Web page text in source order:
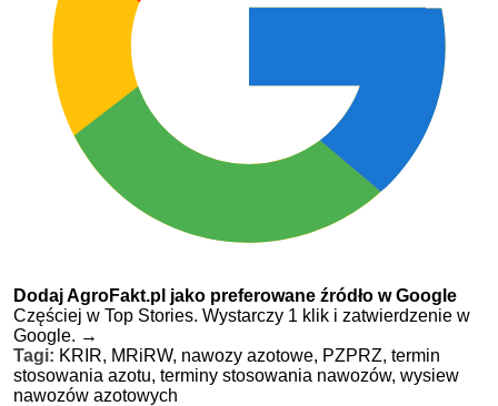
Dodaj AgroFakt.pl jako preferowane źródło w Google
Częściej w Top Stories. Wystarczy 1 klik i zatwierdzenie w
Google. →
Tagi: KRIR, MRiRW, nawozy azotowe, PZPRZ, termin
stosowania azotu, terminy stosowania nawozów, wysiew
nawozów azotowych